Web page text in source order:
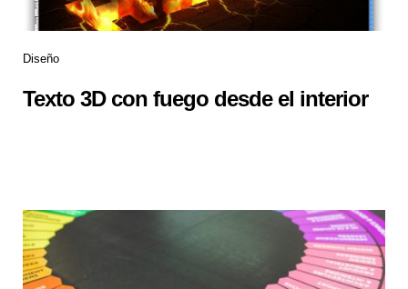
Diseño
Texto 3D con fuego desde el interior